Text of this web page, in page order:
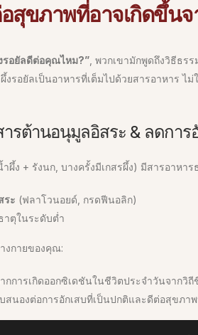
สุขภาพที่อาจเกิดขึ้นจ
รอยัลดีต่อคุณไหม?”, พวกเขามักพูดถึงวิธีธร
งรอยัลเป็นอาหารที่เต็มไปด้วยสารอาหาร
รต้านอนุมูลอิสระ & ลดการ
ผึ้ง + รังนก, บางครั้งมีเกสรผึ้ง) มีสารอาหา
ระ (ฟลาโวนอยด์, กรดฟีนอลิก)
ตุในระดับต่ำ
งกายของคุณ:
กการเกิดออกซิเดชันในชีวิตประจำวันจากวิ
นองต่อการอักเสบที่เป็นปกติและดีต่อสุขภา